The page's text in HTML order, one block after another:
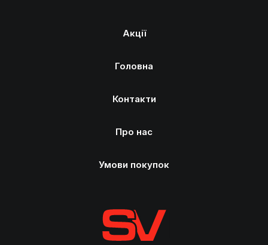
Акції
Головна
Контакти
Про нас
Умови покупок